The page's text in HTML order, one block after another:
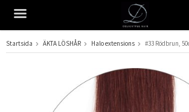
Produkten har blivit tillagd i
Startsida ÄKTA LÖSHÅR Halo extensions #33 Rödbrun,